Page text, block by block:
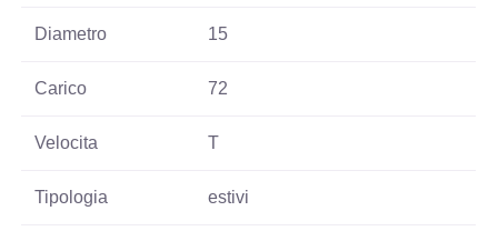
Diametro 15
Carico 72
Velocita T
Tipologia estivi